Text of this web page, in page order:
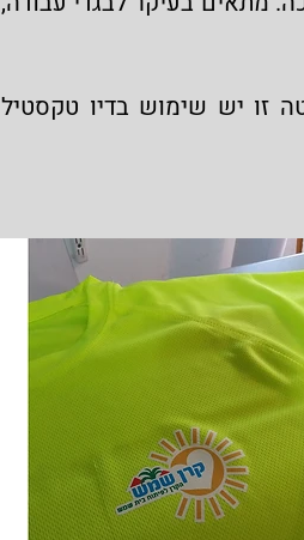
זו יש שימוש בדיו טקסטיל